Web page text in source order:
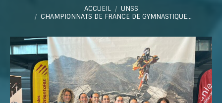
ACCUEIL
UNSS
CHAMPIONNATS DE FRANCE DE GYMNASTIQUE…